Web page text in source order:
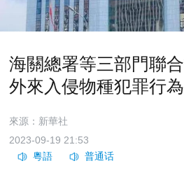
海關總署等三部門聯
外來入侵物種犯罪行為
來源：新華社
2023-09-19 21:53